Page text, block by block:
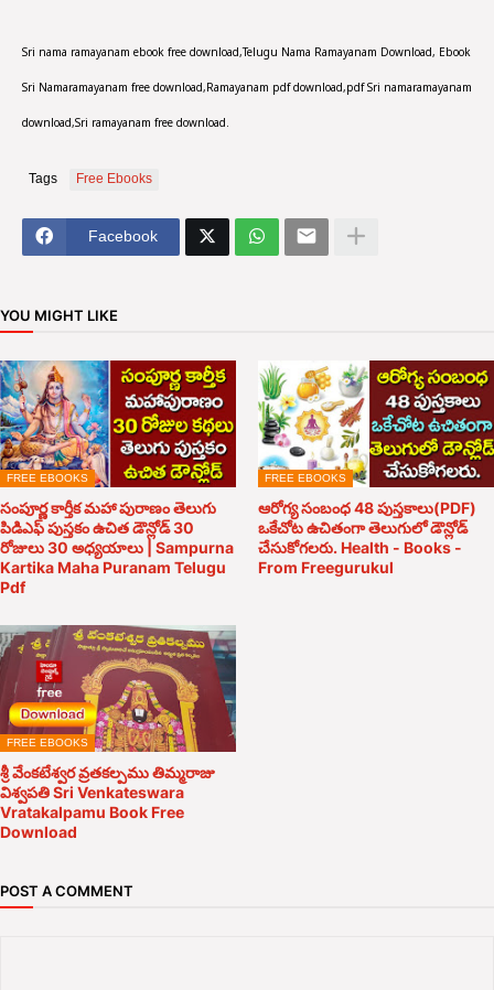
Sri nama ramayanam ebook free download,Telugu Nama Ramayanam Download, Ebook
Sri Namaramayanam free download,Ramayanam pdf download,pdf Sri namaramayanam
download,Sri ramayanam free download.
Tags Free Ebooks
Facebook
YOU MIGHT LIKE
FREE EBOOKS
సంపూర్ణ కార్తీక మహా పురాణం తెలుగు
పిడిఎఫ్ పుస్తకం ఉచిత డౌన్లోడ్ 30
రోజులు 30 అధ్యయాలు | Sampurna
Kartika Maha Puranam Telugu
Pdf
FREE EBOOKS
ఆరోగ్య సంబంధ 48 పుస్తకాలు(PDF)
ఒకేచోట ఉచితంగా తెలుగులో డౌన్లోడ్
చేసుకోగలరు. Health - Books -
From Freegurukul
FREE EBOOKS
శ్రీ వేంకటేశ్వర వ్రతకల్పము తిమ్మరాజు
విశ్వపతి Sri Venkateswara
Vratakalpamu Book Free
Download
POST A COMMENT